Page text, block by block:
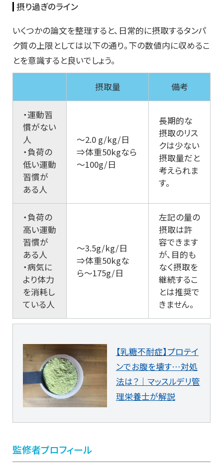
摂り過ぎのライン
いくつかの論文を整理すると、日常的に摂取するタンパ
ク質の上限としては以下の通り。下の数値内に収めるこ
とを意識すると良いでしょう。
摂取量 備考
・運動習
慣がない
人
・負荷の
低い運動
習慣が
ある人
〜2.0 g/kg/日
⇒体重50kgなら
～100g/日
長期的な
摂取のリス
クは少ない
摂取量だと
考えられま
す。
・負荷の
高い運動
習慣が
ある人
・病気に
より体力
を消耗し
ている人
〜3.5g/kg/日
⇒体重50kgな
ら〜175g/日
左記の量の
摂取は許
容できます
が、目的も
なく摂取を
継続するこ
とは推奨で
きません。
【乳糖不耐症】プロテイ
ンでお腹を壊す…対処
法は？｜マッスルデリ管
理栄養士が解説
監修者プロフィール